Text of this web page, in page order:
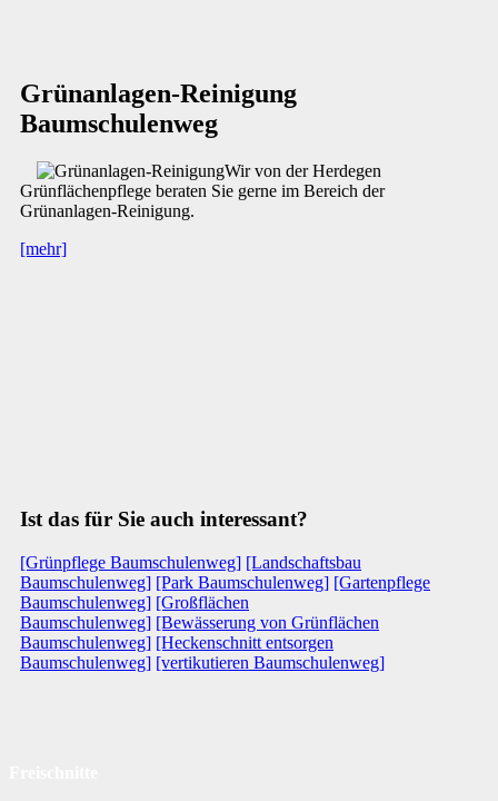
Grünanlagen-Reinigung
Baumschulenweg
Wir von der Herdegen
Grünflächenpflege beraten Sie gerne im Bereich der
Grünanlagen-Reinigung.
[mehr]
Ist das für Sie auch interessant?
[Grünpflege Baumschulenweg] [Landschaftsbau
Baumschulenweg] [Park Baumschulenweg] [Gartenpflege
Baumschulenweg] [Großflächen
Baumschulenweg] [Bewässerung von Grünflächen
Baumschulenweg] [Heckenschnitt entsorgen
Baumschulenweg] [vertikutieren Baumschulenweg]